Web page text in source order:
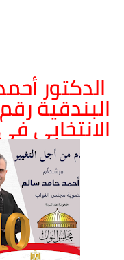
الدكتور
الانتخابي في